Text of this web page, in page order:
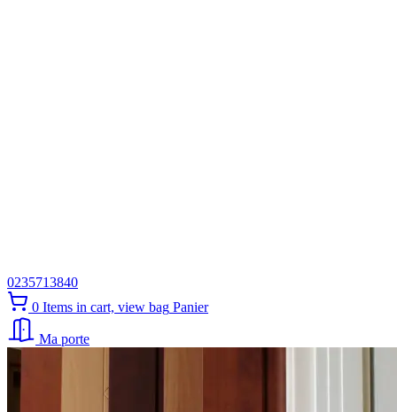
0235713840
0 Items in cart, view bag Panier
Ma porte